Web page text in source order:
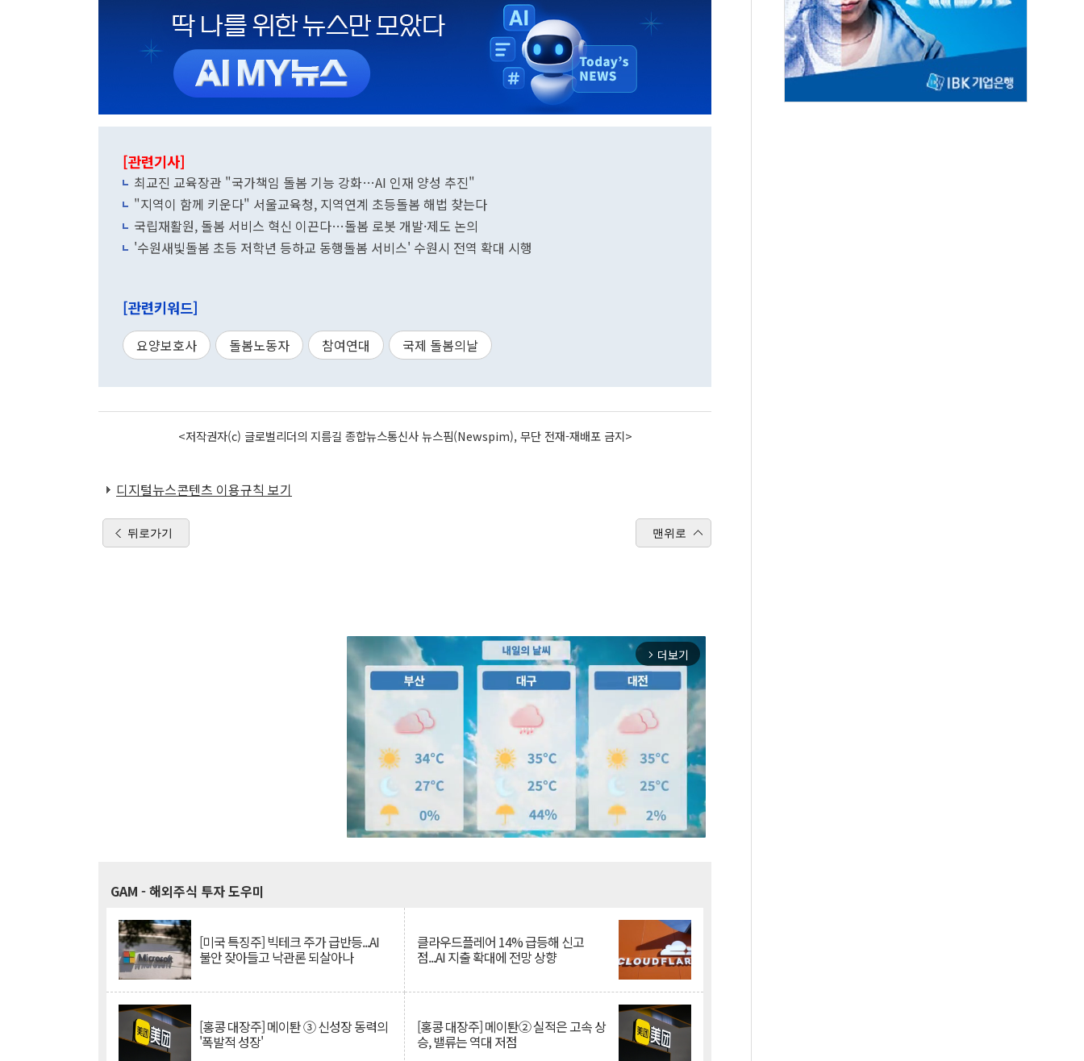
[관련기사]
최교진 교육장관 "국가책임 돌봄 기능 강화…AI 인재 양성 추진"
"지역이 함께 키운다" 서울교육청, 지역연계 초등돌봄 해법 찾는다
국립재활원, 돌봄 서비스 혁신 이끈다…돌봄 로봇 개발·제도 논의
'수원새빛돌봄 초등 저학년 등하교 동행돌봄 서비스' 수원시 전역 확대 시행
[관련키워드]
요양보호사 돌봄노동자 참여연대 국제 돌봄의날
<저작권자(c) 글로벌리더의 지름길 종합뉴스통신사 뉴스핌(Newspim), 무단 전재-재배포 금지>
디지털뉴스콘텐츠 이용규칙 보기
뒤로가기 맨위로
arrow_forward_ios 더보기
GAM - 해외주식 투자 도우미
[미국 특징주] 빅테크 주가 급반등...AI
불안 잦아들고 낙관론 되살아나
클라우드플레어 14% 급등해 신고
점...AI 지출 확대에 전망 상향
[홍콩 대장주] 메이퇀 ③ 신성장 동력의
'폭발적 성장'
[홍콩 대장주] 메이퇀② 실적은 고속 상
승, 밸류는 역대 저점